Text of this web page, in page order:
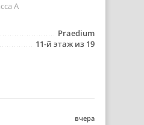
A
Praedium
11-й этаж из 19
вчера